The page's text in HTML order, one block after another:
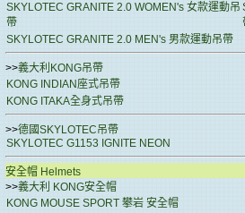
SKYLOTEC GRANITE 2.0 WOMEN's 女款運動吊
帶
SKYLOTEC GRANITE 2.0 MEN's 男款運動吊帶
>>義大利KONG吊帶
KONG INDIAN座式吊帶
KONG ITAKA全身式吊帶
>>德國SKYLOTEC吊帶
SKYLOTEC G1153 IGNITE NEON
安全帽 Helmets
>>義大利 KONG安全帽
KONG MOUSE SPORT 攀岩 安全帽